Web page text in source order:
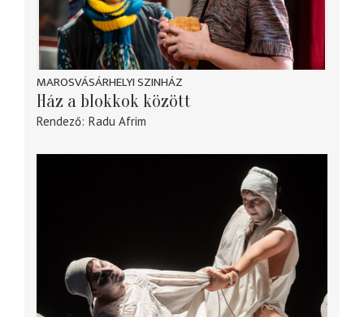
MAROSVÁSÁRHELYI SZINHÁZ
Ház a blokkok között
Rendező Radu Afrim